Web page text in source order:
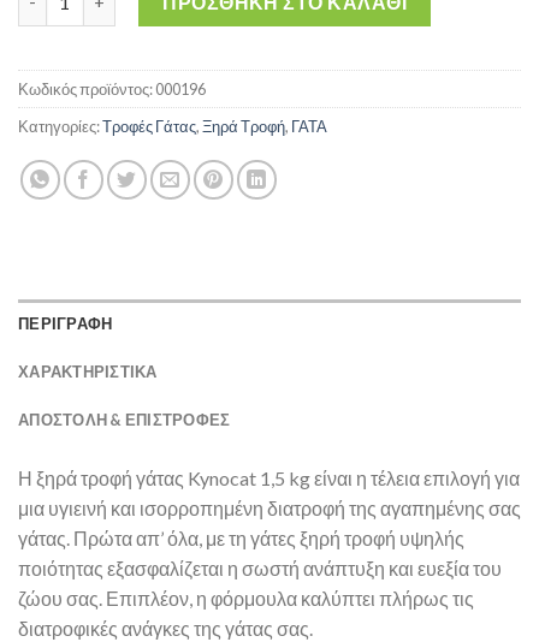
Κωδικός προϊόντος:000196
Κατηγορίες:Τροφές Γάτας,Ξηρά Τροφή, ΓΑΤΑ
ΠΕΡΙΓΡΑΦΗ
ΧΑΡΑΚΤΗΡΙΣΤΙΚΑ
ΑΠΟΣΤΟΛΉ & ΕΠΙΣΤΡΟΦΈΣ
Η ξηρά τροφή γάτας Kynocat 1,5 kg είναι η τέλεια επιλογή για
μια υγιεινή και ισορροπημένη διατροφή της αγαπημένης σας
γάτας. Πρώτα απ’ όλα, με τη γάτες ξηρή τροφή υψηλής
ποιότητας εξασφαλίζεται η σωστή ανάπτυξη και ευεξία του
ζώου σας. Επιπλέον, η φόρμουλα καλύπτει πλήρως τις
διατροφικές ανάγκες της γάτας σας.